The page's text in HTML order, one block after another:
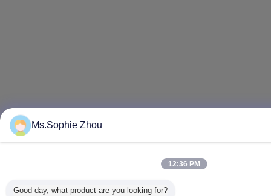
Ms.Sophie Zhou
12:36 PM
Good day, what product are you looking for?